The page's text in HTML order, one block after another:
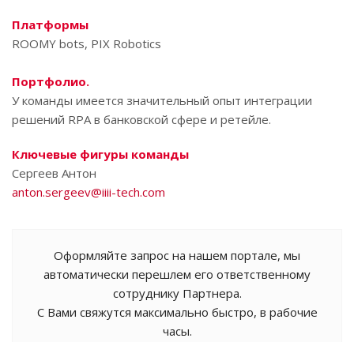
Платформы
ROOMY bots, PIX Robotics
Портфолио.
У команды имеется значительный опыт интеграции
решений RPA в банковской сфере и ретейле.
Ключевые фигуры команды
Сергеев Антон
anton.sergeev@iiii-tech.com
Оформляйте запрос на нашем портале, мы
автоматически перешлем его ответственному
сотруднику Партнера.
С Вами свяжутся максимально быстро, в рабочие
часы.